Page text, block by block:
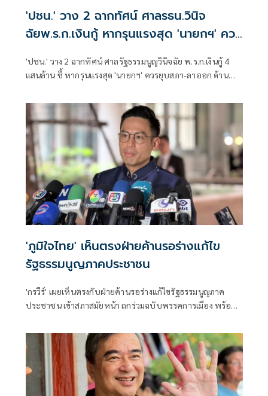
'ปชน.' วาง 2 ฉากทัศน์ ศาลรธน.วินิจ
ฉัยพ.ร.ก.เงินกู้ หากรุนแรงสุด 'นายกฯ' ควร
'ปชน.' วาง 2 ฉากทัศน์ ศาลรัฐธรรมนูญวินิจฉัย พ.ร.ก.เงินกู้ 4
แสนล้าน ชี้ หากรุนแรงสุด 'นายกฯ' ควรยุบสภา-ลาออก ด้าน
พบไร้โรดแมพเปลี่ยนผ่านพลังงาน เสี่ยงเกิดเบี้ยหัวแตก ยัดไส้-
สอดไส้โครงการ
'ภูมิใจไทย' เห็นตรงฝ่ายค้านรอร่างแก้ไข
รัฐธรรมนูญภาคประชาชน
'กรวีร์' เผยเห็นตรงกับฝ่ายค้านรอร่างแก้ไขรัฐธรรมนูญภาค
ประชาชน เข้าสภาสมัยหน้า ถกร่วมฉบับพรรคการเมือง พร้อม